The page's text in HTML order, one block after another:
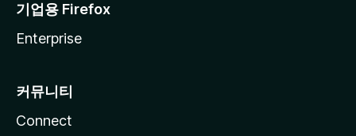
기업용 Firefox
Enterprise
커뮤니티
Connect